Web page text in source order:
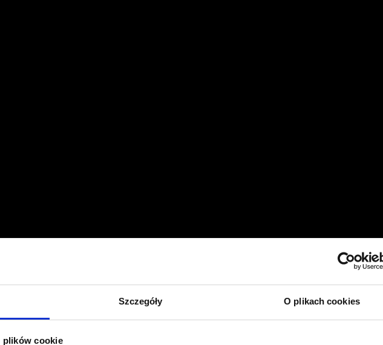
Szczegóły O plikach cookies
plików cookie